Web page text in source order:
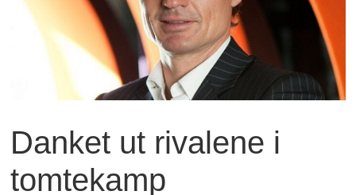
Danket ut rivalene i
tomtekamp